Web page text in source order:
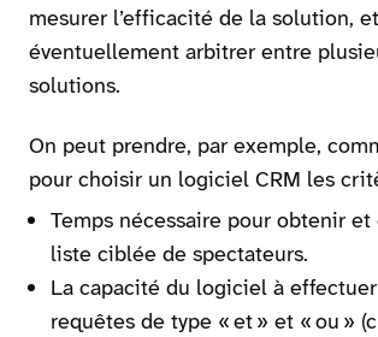
mesurer l’efficacité de la solution, et
éventuellement arbitrer entre
solutions.
On peut prendre, par exemple,
pour choisir un logiciel CRM les
Temps nécessaire pour obtenir
liste ciblée de spectateurs.
La capacité du logiciel à
requêtes de type « et » et « ou »